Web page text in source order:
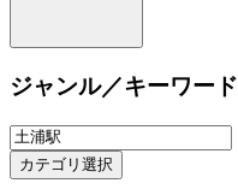
ジャンル／キーワード
カテゴリ選択